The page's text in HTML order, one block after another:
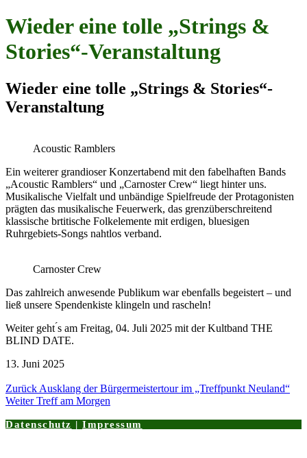
Wieder eine tolle „Strings &
Stories“-Veranstaltung
Wieder eine tolle „Strings & Stories“-
Veranstaltung
Acoustic Ramblers
Ein weiterer grandioser Konzertabend mit den fabelhaften Bands
„Acoustic Ramblers“ und „Carnoster Crew“ liegt hinter uns.
Musikalische Vielfalt und unbändige Spielfreude der Protagonisten
prägten das musikalische Feuerwerk, das grenzüberschreitend
klassische brtitische Folkelemente mit erdigen, bluesigen
Ruhrgebiets-Songs nahtlos verband.
Carnoster Crew
Das zahlreich anwesende Publikum war ebenfalls begeistert – und
ließ unsere Spendenkiste klingeln und rascheln!
Weiter geht ́s am Freitag, 04. Juli 2025 mit der Kultband THE
BLIND DATE.
13. Juni 2025
Zurück Ausklang der Bürgermeistertour im „Treffpunkt Neuland“
WeiterTreff am Morgen
Datenschutz | Impressum